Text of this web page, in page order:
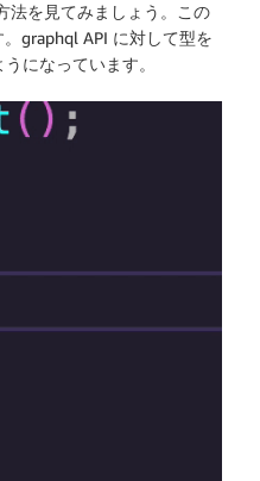
法を見てみましょう。この
graphql API に対して型を
になっています。